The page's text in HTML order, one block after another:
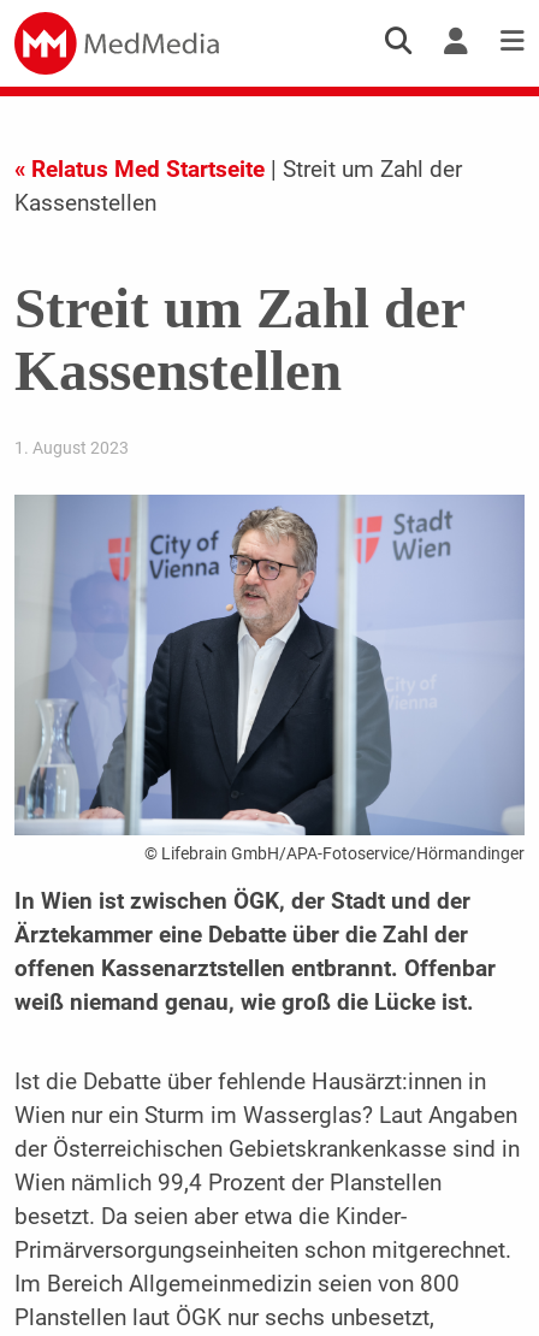
« Relatus Med Startseite| Streit um Zahl der
Kassenstellen
Streit um Zahl der
Kassenstellen
1. August 2023
© Lifebrain GmbH/APA-Fotoservice/Hörmandinger
In Wien ist zwischen ÖGK, der Stadt und der
Ärztekammer eine Debatte über die Zahl der
offenen Kassenarztstellen entbrannt. Offenbar
weiß niemand genau, wie groß die Lücke ist.
Ist die Debatte über fehlende Hausärzt:innen in
Wien nur ein Sturm im Wasserglas? Laut Angaben
der Österreichischen Gebietskrankenkasse sind in
Wien nämlich 99,4 Prozent der Planstellen
besetzt. Da seien aber etwa die Kinder-
Primärversorgungseinheiten schon mitgerechnet.
Im Bereich Allgemeinmedizin seien von 800
Planstellen laut ÖGK nur sechs unbesetzt,